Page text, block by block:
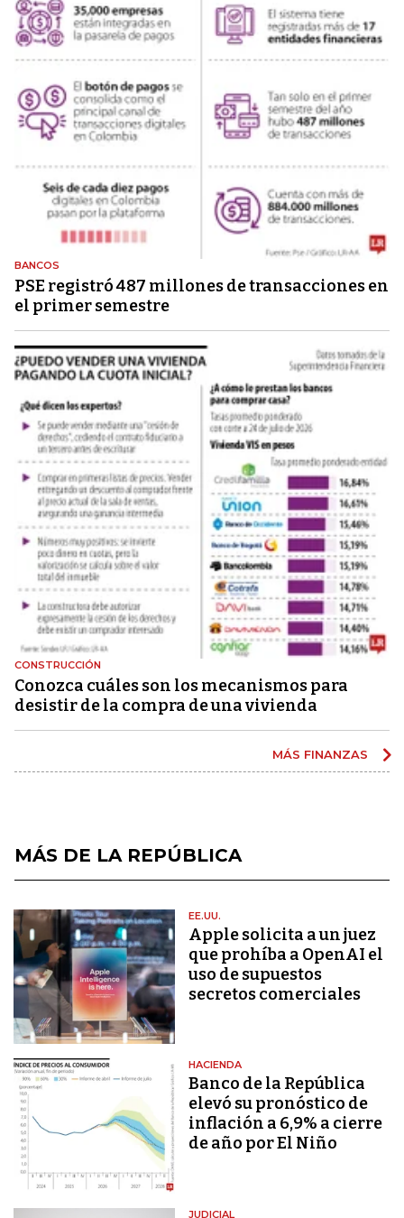
BANCOS
PSE registró 487 millones de transacciones en
el primer semestre
CONSTRUCCIÓN
Conozca cuáles son los mecanismos para
desistir de la compra de una vivienda
MÁS FINANZAS
MÁS DE LA REPÚBLICA
EE.UU.
Apple solicita a un juez
que prohíba a OpenAI el
uso de supuestos
secretos comerciales
HACIENDA
Banco de la República
elevó su pronóstico de
inflación a 6,9% a cierre
de año por El Niño
JUDICIAL